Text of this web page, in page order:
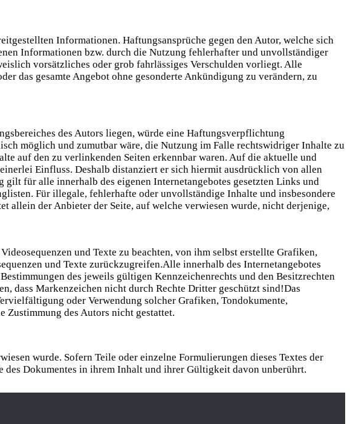
Informationen. Haftungsansprüche gegen den Autor, welche sich
Informationen bzw. durch die Nutzung fehlerhafter und unvollständiger
vorsätzliches oder grob fahrlässiges Verschulden vorliegt. Alle
das gesamte Angebot ohne gesonderte Ankündigung zu verändern, zu
des Autors liegen, würde eine Haftungsverpflichtung
möglich und zumutbar wäre, die Nutzung im Falle rechtswidriger Inhalte zu
auf den zu verlinkenden Seiten erkennbar waren. Auf die aktuelle und
Einfluss. Deshalb distanziert er sich hiermit ausdrücklich von allen
für alle innerhalb des eigenen Internetangebotes gesetzten Links und
Für illegale, fehlerhafte oder unvollständige Inhalte und insbesondere
allein der Anbieter der Seite, auf welche verwiesen wurde, nicht derjenige,
und Texte zu beachten, von ihm selbst erstellte Grafiken,
und Texte zurückzugreifen.Alle innerhalb des Internetangebotes
des jeweils gültigen Kennzeichenrechts und den Besitzrechten
dass Markenzeichen nicht durch Rechte Dritter geschützt sind!Das
oder Verwendung solcher Grafiken, Tondokumente,
Zustimmung des Autors nicht gestattet.
wurde. Sofern Teile oder einzelne Formulierungen dieses Textes der
Dokumentes in ihrem Inhalt und ihrer Gültigkeit davon unberührt.